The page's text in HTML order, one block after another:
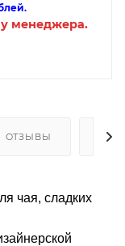
менеджера.
ОТЗЫВЫ
чая, сладких